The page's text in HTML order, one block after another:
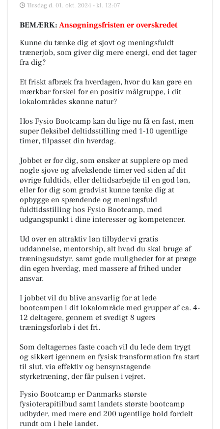
Tirsdag d. 01. okt. 2024 - kl. 12:07
BEMÆRK: Ansøgningsfristen er overskredet
Kunne du tænke dig et sjovt og meningsfuldt
trænerjob, som giver dig mere energi, end det tager
fra dig?
Et friskt afbræk fra hverdagen, hvor du kan gøre en
mærkbar forskel for en positiv målgruppe, i dit
lokalområdes skønne natur?
Hos Fysio Bootcamp kan du lige nu få en fast, men
super fleksibel deltidsstilling med 1-10 ugentlige
timer, tilpasset din hverdag.
Jobbet er for dig, som ønsker at supplere op med
nogle sjove og afvekslende timer ved siden af dit
øvrige fuldtids, eller deltidsarbejde til en god løn,
eller for dig som gradvist kunne tænke dig at
opbygge en spændende og meningsfuld
fuldtidsstilling hos Fysio Bootcamp, med
udgangspunkt i dine interesser og kompetencer.
Ud over en attraktiv løn tilbyder vi gratis
uddannelse, mentorship, alt hvad du skal bruge af
træningsudstyr, samt gode muligheder for at præge
din egen hverdag, med massere af frihed under
ansvar.
I jobbet vil du blive ansvarlig for at lede
bootcampen i dit lokalområde med grupper af ca. 4-
12 deltagere, gennem et svedigt 8 ugers
træningsforløb i det fri.
Som deltagernes faste coach vil du lede dem trygt
og sikkert igennem en fysisk transformation fra start
til slut, via effektiv og hensynstagende
styrketræning, der får pulsen i vejret.
Fysio Bootcamp er Danmarks største
fysioterapitilbud samt landets største bootcamp
udbyder, med mere end 200 ugentlige hold fordelt
rundt om i hele landet.